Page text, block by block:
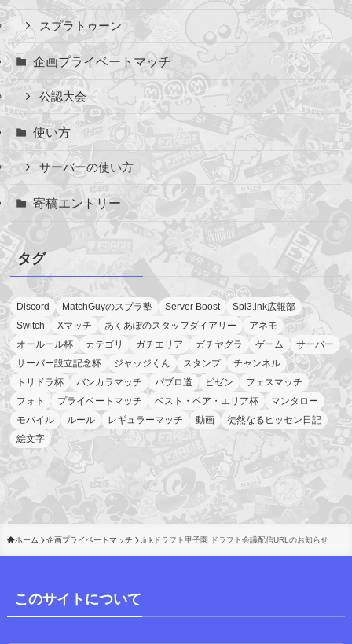
スプラトゥーン
企画プライベートマッチ
公認大会
使い方
サーバーの使い方
寄稿エントリー
タグ
Discord MatchGuyのスプラ塾 Server Boost
Spl3.ink広報部
Switch
Xマッチ あくあぽのスタッフダイアリー
アネモ
オールール杯
カテゴリ ガチエリア ガチヤグラ ゲーム
サーバー
サーバー設立記念杯
ジャッジくん スタンプ
チャンネル
トリドラ杯
バンカラマッチ パブロ道 ビゼン
フェスマッチ
フォト
プライベートマッチ ベスト・ペア・エリア杯
マンタロー
モバイル
ルール レギュラーマッチ 動画
徒然なるヒッセン日記
絵文字
ホーム 企画プライベートマッチ .inkドラフト甲子園 ドラフト会議配信URLのお知らせ
このサイトについて